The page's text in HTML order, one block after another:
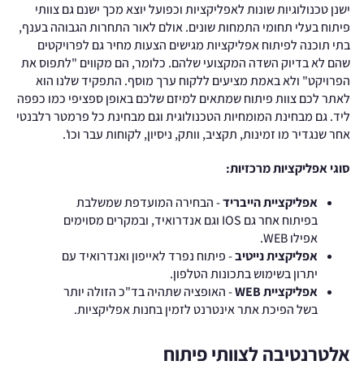
ישנן טכנולוגיות שונות לאפליקציות וכפועל יוצא מכך ישנם גם צוותי
פיתוח בעלי תחומי התמחות שונים. אולם לאור התחרות הגבוהה בענף,
בתי תוכנה לפיתוח אפליקציות מגישים הצעות מחיר גם לפרויקטים
שהם לא בדיוק השדה המקצועי שלהם. כלומר, הם מקווים "לתפוס את
הפרויקט" ולא באמת מציעים ללקוח ערך מוסף. התפקיד שלנו הוא
לאתר לכם צוות פיתוח שמתאים למיזם שלכם באופן ספציפי כמו כפפה
ליד. גם מבחינת המומחיות הטכנולוגית וגם מבחינת כל פרמטר רלבנטי
אחר שנגדיר מו זמינות, תקציב, וותק, ניסיון, לקוחות עבר וכו'.
סוגי אפליקציות מרכזיות:
אפליקציית הייבריד- הבחירה המועדפת שמשלבת
בפיתוח אחר גם IOS וגם אנדרואיד, ובמקרים מסוימים
אפילו WEB.
אפליקצית נייטיב- פיתוח נפרד לאייפון ואנדרואיד עם
יתרון בשימוש בתכונות הטלפון.
אפליקציית WEB
- האופציה שתהיה בד"כ הזולה יותר
בשל הפיכת אתר אינטרנט לזמין בחנות אפליקציות.
אלטרנטיבה לצוותי פיתוח